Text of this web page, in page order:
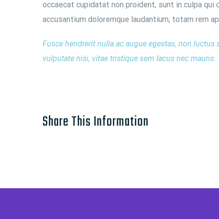
occaecat cupidatat non proident, sunt in culpa
accusantium doloremque laudantium, totam rem
Fusce hendrerit nulla ac augue egestas, non
vulputate nisi, vitae tristique sem lacus nec mauris.
Share This Information